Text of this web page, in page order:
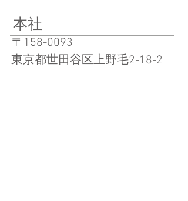
本社
〒158-0093
東京都世田谷区上野毛2-18-2